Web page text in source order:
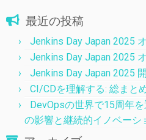
最近の投稿
Jenkins Day Japan 2025
Jenkins Day Japan 2025
Jenkins Day Japan 2025
CI/CDを理解する: 総まと
DevOpsの世界で15周年
の影響と継続的イノベーシ